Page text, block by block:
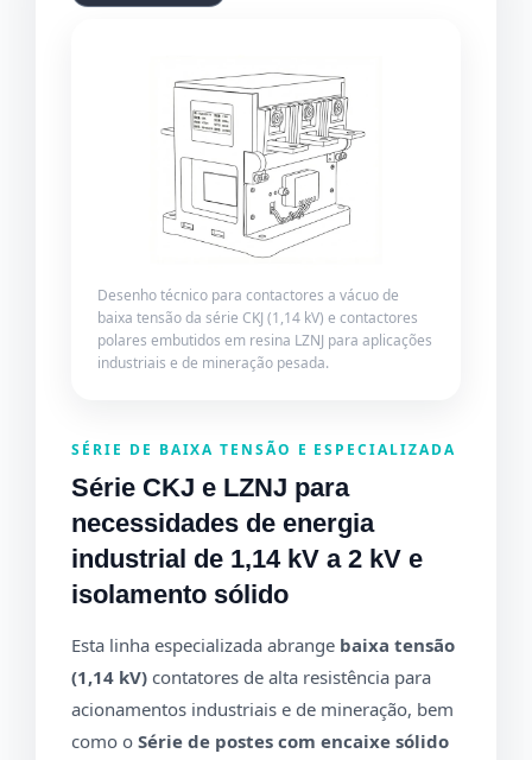
Desenho técnico para contactores a vácuo de
baixa tensão da série CKJ (1,14 kV) e contactores
polares embutidos em resina LZNJ para aplicações
industriais e de mineração pesada.
SÉRIE DE BAIXA TENSÃO E ESPECIALIZADA
Série CKJ e LZNJ para
necessidades de energia
industrial de 1,14 kV a 2 kV e
isolamento sólido
Esta linha especializada abrange baixa tensão
(1,14 kV) contatores de alta resistência para
acionamentos industriais e de mineração, bem
como oSérie de postes com encaixe sólido